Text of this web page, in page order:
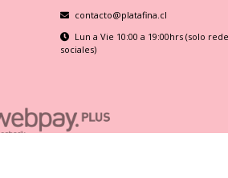
contacto@platafina.cl
Lun a Vie 10:00 a 19:00hrs (solo
sociales)